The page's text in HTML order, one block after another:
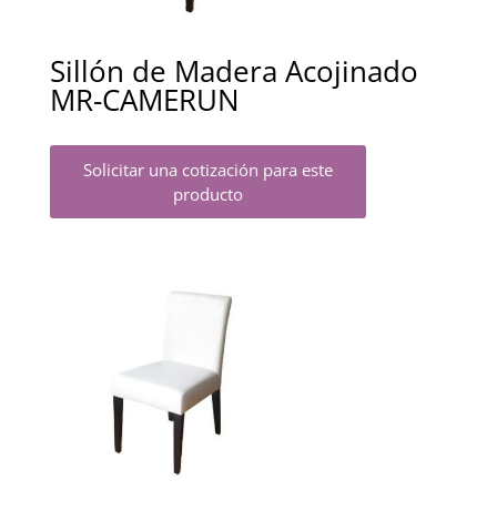
Sillón de Madera Acojinado
MR-CAMERUN
Solicitar una cotización para este
producto